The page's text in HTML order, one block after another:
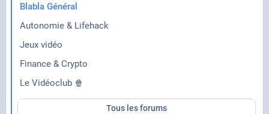
Blabla Général
Autonomie & Lifehack
Jeux vidéo
Finance & Crypto
Le Vidéoclub 🍿
Tous les forums